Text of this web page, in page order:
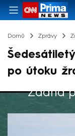
Domů Zprávy
po útoku
Žádná
Výběr